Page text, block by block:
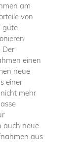
am
von
gute
Der
einen
neue
einer
mehr
auch neue
aus